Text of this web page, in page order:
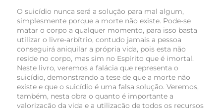
O suicídio nunca será a solução para mal algum,
simplesmente porque a morte não existe. Pode-se
matar o corpo a qualquer momento, para isso basta
utilizar o livre-arbítrio, contudo jamais a pessoa
conseguirá aniquilar a própria vida, pois esta não
reside no corpo, mas sim no Espírito que é imortal.
Neste livro, veremos a falácia que representa o
suicídio, demonstrando a tese de que a morte não
existe e que o suicídio é uma falsa solução. Veremos,
também, nesta obra o quanto é importante a
valorização da vida e a utilização de todos os recursos